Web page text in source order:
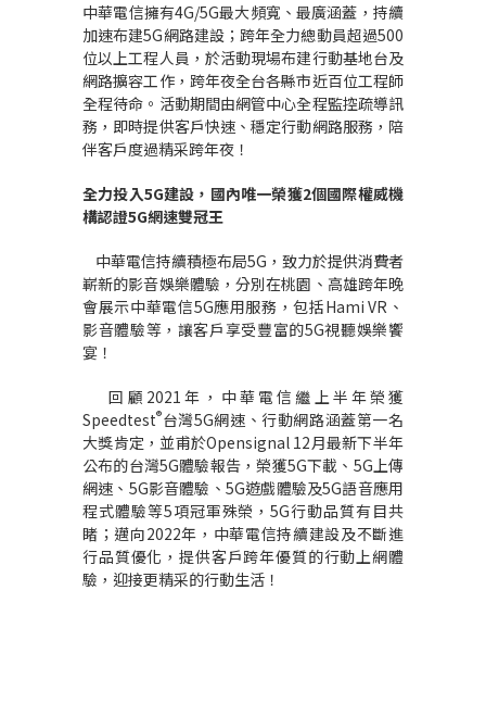
中華電信擁有4G/5G最大頻寬、最廣涵蓋，持續
加速布建5G網路建設；跨年全力總動員超過500
位以上工程人員，於活動現場布建行動基地台及
網路擴容工作，跨年夜全台各縣市近百位工程師
全程待命。活動期間由網管中心全程監控疏導訊
務，即時提供客戶快速、穩定行動網路服務，陪
伴客戶度過精采跨年夜！
全力投入5G建設，國內唯一榮獲2個國際權威機
構認證5G網速雙冠王
中華電信持續積極布局5G ，致力於提供消費者
嶄新的影音娛樂體驗，分別在桃園、高雄跨年晚
會展示中華電信5G應用服務，包括Hami VR 、
影音體驗等，讓客戶享受豐富的5G視聽娛樂饗
宴！
回顧 2021 年，中華電信繼上半年榮獲
Speedtest®台灣5G網速、行動網路涵蓋第一名
大獎肯定，並甫於Opensignal 12月最新下半年
公布的台灣5G體驗報告，榮獲5G下載、 5G上傳
網速、 5G影音體驗、 5G遊戲體驗及5G語音應用
程式體驗等5項冠軍殊榮，5G行動品質有目共
睹；邁向2022年，中華電信持續建設及不斷進
行品質優化，提供客戶跨年優質的行動上網體
驗，迎接更精采的行動生活！